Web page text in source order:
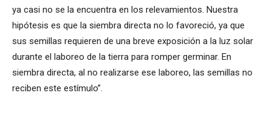
ya casi no se la encuentra en los relevamientos. Nuestra
hipótesis es que la siembra directa no lo favoreció, ya que
sus semillas requieren de una breve exposición a la luz solar
durante el laboreo de la tierra para romper germinar. En
siembra directa, al no realizarse ese laboreo, las semillas no
reciben este estímulo”.